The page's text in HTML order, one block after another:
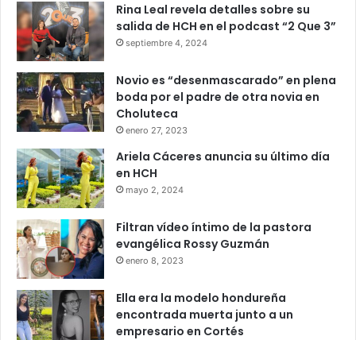
Rina Leal revela detalles sobre su
salida de HCH en el podcast “2 Que 3”
septiembre 4, 2024
Novio es “desenmascarado” en plena
boda por el padre de otra novia en
Choluteca
enero 27, 2023
Ariela Cáceres anuncia su último día
en HCH
mayo 2, 2024
Filtran vídeo íntimo de la pastora
evangélica Rossy Guzmán
enero 8, 2023
Ella era la modelo hondureña
encontrada muerta junto a un
empresario en Cortés